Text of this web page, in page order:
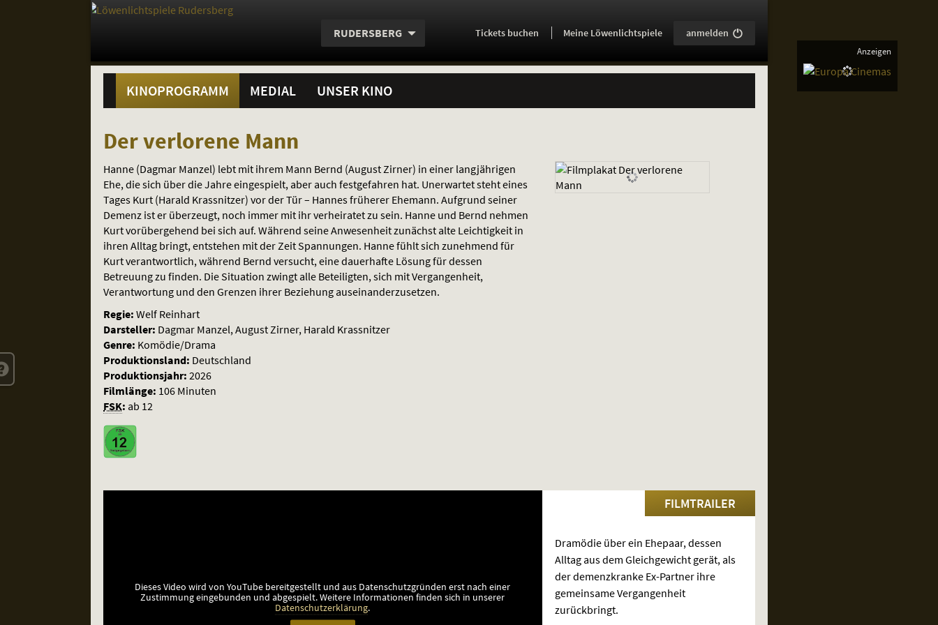
Springe
direkt
zum
Inhalt
,zum
Menü
.
Navigation
Gehe
Standortauswahl
Aktueller
RUDERSBERG. Servicefunktionen
Aktuelles
Hier
online
Tickets buchen . Meine Löwenlichtspiele anmelden
KINOPROGRAMM MEDIAL UNSER KINO
Der
verlorene
Mann
Der verlorene Mann
Hanne (Dagmar Manzel) lebt mit ihrem Mann Bernd (August Zirner) in einer langjährigen
Ehe, die sich über die Jahre eingespielt, aber auch festgefahren hat. Unerwartet steht eines
Tages Kurt (Harald Krassnitzer) vor der Tür – Hannes früherer Ehemann. Aufgrund seiner
Demenz ist er überzeugt, noch immer mit ihr verheiratet zu sein. Hanne und Bernd nehmen
Kurt vorübergehend bei sich auf. Während seine Anwesenheit zunächst alte Leichtigkeit in
ihren Alltag bringt, entstehen mit der Zeit Spannungen. Hanne fühlt sich zunehmend für
Kurt verantwortlich, während Bernd versucht, eine dauerhafte Lösung für dessen
Betreuung zu finden. Die Situation zwingt alle Beteiligten, sich mit Vergangenheit,
Verantwortung und den Grenzen ihrer Beziehung auseinanderzusetzen.
Regie: Welf Reinhart
Darsteller: Dagmar Manzel, August Zirner, Harald Krassnitzer
Genre: Komödie/Drama
Produktionsland: Deutschland
Produktionsjahr: 2026
Filmlänge: 106 Minuten
FSK: ab 12
FILMTRAILER
Dieses Video wird von YouTube bereitgestellt und aus Datenschutzgründen erst nach einer
Zustimmung eingebunden und abgespielt.Weitere Informationen finden sich in unserer
Datenschutzerklärung.
Dramödie über ein Ehepaar, dessen
Alltag aus dem Gleichgewicht gerät, als
der demenzkranke Ex-Partner ihre
gemeinsame Vergangenheit
zurückbringt.
Anzeigen